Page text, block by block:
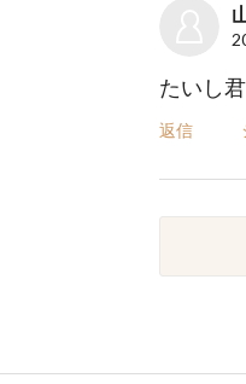
たいし
返信